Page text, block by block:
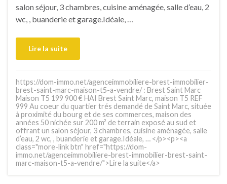
salon séjour, 3 chambres, cuisine aménagée, salle d’eau, 2
wc, , buanderie et garage.Idéale, …
Lire la suite
https://dom-immo.net/agenceimmobiliere-brest-immobilier-
brest-saint-marc-maison-t5-a-vendre/ : Brest Saint Marc
Maison T5 199 900 € HAI Brest Saint Marc, maison T5 REF
999 Au coeur du quartier trés demandé de Saint Marc, située
à proximité du bourg et de ses commerces, maison des
années 50 nichée sur 200 m² de terrain exposé au sud et
offrant un salon séjour, 3 chambres, cuisine aménagée, salle
d’eau, 2 wc, , buanderie et garage.Idéale, … </p><p><a
class="more-link btn" href="https://dom-
immo.net/agenceimmobiliere-brest-immobilier-brest-saint-
marc-maison-t5-a-vendre/">Lire la suite</a>